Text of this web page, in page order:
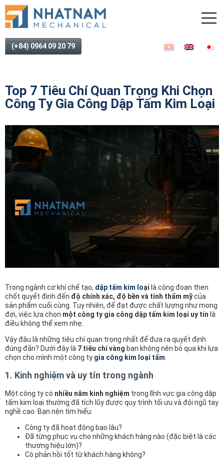
(+84) 0964 09 20 79
Top 7 Tiêu Chí Quan Trọng Khi Chọn
Công Ty Gia Công Dập Tấm Kim Loại
Trong ngành cơ khí chế tạo, dập tấm kim loại là công đoạn then
chốt quyết định đến độ chính xác, độ bền và tính thẩm mỹcủa
sản phẩm cuối cùng. Tuy nhiên, để đạt được chất lượng như mong
đợi, việc lựa chọn một công ty gia công dập tấm kim loại uy tín là
điều không thể xem nhẹ.
Vậy đâu là những tiêu chí quan trọng nhất để đưa ra quyết định
đúng đắn? Dưới đây là 7 tiêu chí vàng bạn không nên bỏ qua khi lựa
chọn cho mình một công ty gia công kim loại tấm.
1. Kinh nghiệm và uy tín trong ngành
Một công ty có nhiều năm kinh nghiệm trong lĩnh vực gia công dập
tấm kim loại thường đã tích lũy được quy trình tối ưu và đội ngũ tay
nghề cao. Bạn nên tìm hiểu:
Công ty đã hoạt động bao lâu?
Đã từng phục vụ cho những khách hàng nào (đặc biệt là các
thương hiệu lớn)?
Có phản hồi tốt từ khách hàng không?